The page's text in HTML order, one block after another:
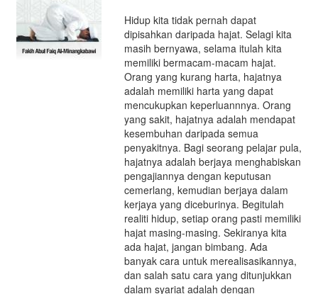
Hidup kita tidak pernah dapat
dipisahkan daripada hajat. Selagi kita
masih bernyawa, selama itulah kita
memiliki bermacam-macam hajat.
Orang yang kurang harta, hajatnya
adalah memiliki harta yang dapat
mencukupkan keperluannnya. Orang
yang sakit, hajatnya adalah mendapat
kesembuhan daripada semua
penyakitnya. Bagi seorang pelajar pula,
hajatnya adalah berjaya menghabiskan
pengajiannya dengan keputusan
cemerlang, kemudian berjaya dalam
kerjaya yang diceburinya. Begitulah
realiti hidup, setiap orang pasti memiliki
hajat masing-masing. Sekiranya kita
ada hajat, jangan bimbang. Ada
banyak cara untuk merealisasikannya,
dan salah satu cara yang ditunjukkan
dalam syariat adalah dengan